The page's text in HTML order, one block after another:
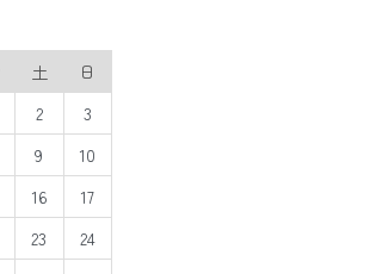
土
日
2
3
9
10
16
17
23
24